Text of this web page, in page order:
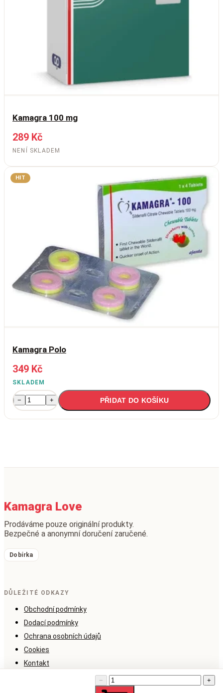
Kamagra 100 mg
289 Kč
NENÍ SKLADEM
HIT
Kamagra Polo
349 Kč
SKLADEM
− + PŘIDAT DO KOŠÍKU
− +
Kamagra Love
Prodáváme pouze originální produkty.
Bezpečné a anonymní doručení zaručené.
Dobírka
DŮLEŽITÉ ODKAZY
Obchodní podmínky
Dodací podmínky
Ochrana osobních údajů
Cookies
Kontakt